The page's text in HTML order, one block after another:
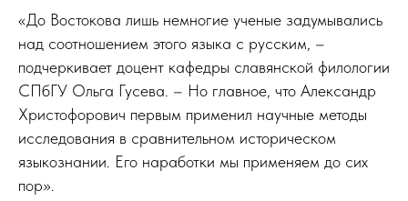
«До Востокова лишь немногие ученые задумывались
над соотношением этого языка с русским, –
подчеркивает доцент кафедры славянской филологии
СПбГУ Ольга Гусева. – Но главное, что Александр
Христофорович первым применил научные методы
исследования в сравнительном историческом
языкознании. Его наработки мы применяем до сих
пор».